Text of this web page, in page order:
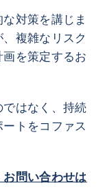
対策を講じま
複雑なリスク
を策定するお
はなく、持続
トをコファス
問い合わせは